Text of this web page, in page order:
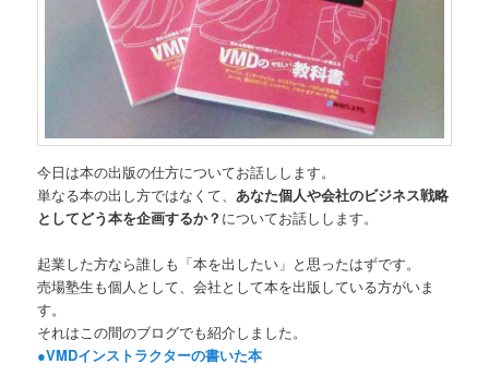
今日は本の出版の仕方についてお話しします。
単なる本の出し方ではなくて、 あなた個人や会社のビジネス戦略
としてどう本を企画するか？ についてお話しします。
起業した方なら誰しも「本を出したい」と思ったはずです。
売場塾生も個人として、会社として本を出版している方がいま
す。
それはこの間のブログでも紹介しました。
●VMDインストラクターの書いた本